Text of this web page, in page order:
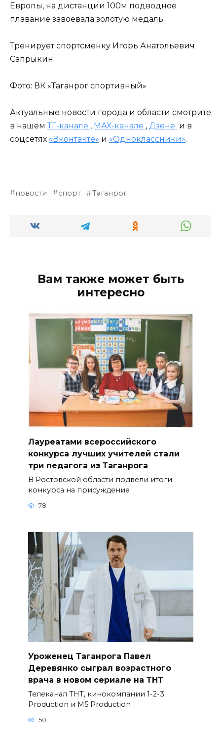
Европы, на дистанции 100м подводное
плавание завоевала золотую медаль.
Тренирует спортсменку Игорь Анатольевич
Сапрыкин.
Фото: ВК «Таганрог спортивный»
Актуальные новости города и области смотрите
в нашем ТГ-канале , МАХ-канале , Дзене и в
соцсетях «Вконтакте» и «Одноклассники».
новости спорт Таганрог
Вам также может быть
интересно
Лауреатами всероссийского
конкурса лучших учителей стали
три педагога из Таганрога
В Ростовской области подвели итоги
конкурса на присуждение
78
Уроженец Таганрога Павел
Деревянко сыграл возрастного
врача в новом сериале на ТНТ
Телеканал ТНТ, кинокомпании 1-2-3
Production и M5 Production
50